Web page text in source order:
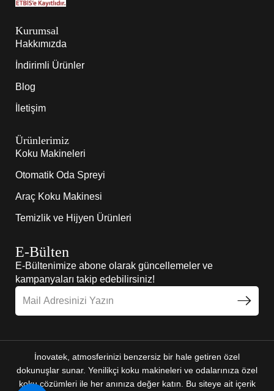
Kurumsal
Hakkımızda
İndirimli Ürünler
Blog
İletişim
Ürünlerimiz
Koku Makineleri
Otomatik Oda Spreyi
Araç Koku Makinesi
Temizlik ve Hijyen Ürünleri
E-Bülten
E-Bültenimize abone olarak güncellemeler ve
kampanyaları takip edebilirsiniz!
İnovatek, atmosferinizi benzersiz bir hale getiren özel
dokunuşlar sunar. Yenilikçi koku makineleri ve odalarınıza özel
koku çözümleri ile her anınıza değer katın. Bu siteye ait içerik